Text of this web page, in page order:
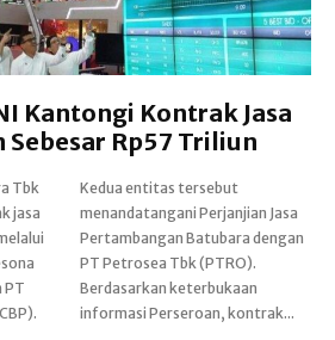
Kantongi Kontrak Jasa
Rp57 Triliun
Tbk
jasa
PT
Jasa
informasi Perseroan, kontrak...